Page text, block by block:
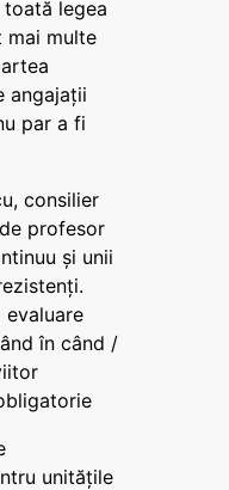
legea
mai multe
angajații
par a fi
consilier
profesor
și unii
evaluare
în când /
unitățile